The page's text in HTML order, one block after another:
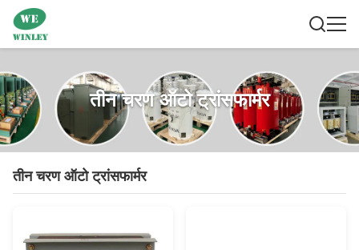
तीन चरण ऑटो ट्रांसफार्मर
तीन चरण ऑटो ट्रांसफार्मर